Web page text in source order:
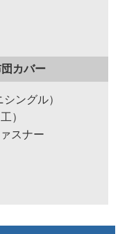
カバー
ングル）
）
スナー